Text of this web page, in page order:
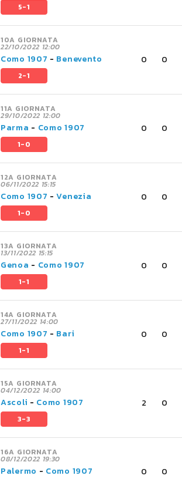
5-1
10A GIORNATA
22/10/2022 12:00
Como 1907 - Benevento
2-1
0 0
11A GIORNATA
29/10/2022 12:00
Parma - Como 1907
1-0
0 0
12A GIORNATA
06/11/2022 15:15
Como 1907 -Venezia
1-0
0 0
13A GIORNATA
13/11/2022 15:15
Genoa - Como 1907
1-1
0 0
14A GIORNATA
27/11/2022 14:00
Como 1907 - Bari
1-1
0 0
15A GIORNATA
04/12/2022 14:00
Ascoli - Como 1907
3-3
2 0
16A GIORNATA
08/12/2022 19:30
Palermo - Como 1907 0 0